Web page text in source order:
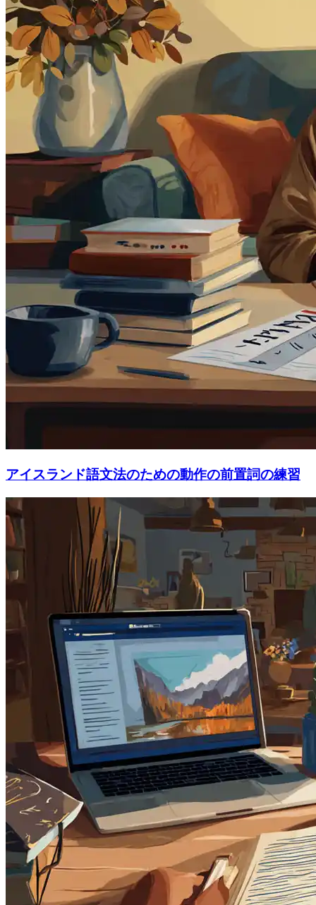
アイスランド語文法のための動作の前置詞の練習